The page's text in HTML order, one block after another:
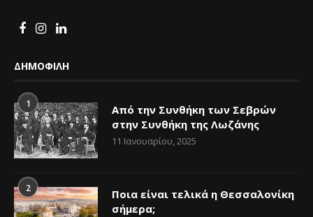
ΔΗΜΟΦΙΛΗ
1
Από την Συνθήκη των Σεβρών
στην Συνθήκη της Λωζάνης
11 Ιανουαρίου, 2025
2
Ποια είναι τελικά η Θεσσαλονίκη
σήμερα;